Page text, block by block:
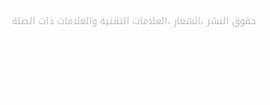
حقوق النشر ،الشعار ،العلامات التقنية والعلامات ذات الصلة